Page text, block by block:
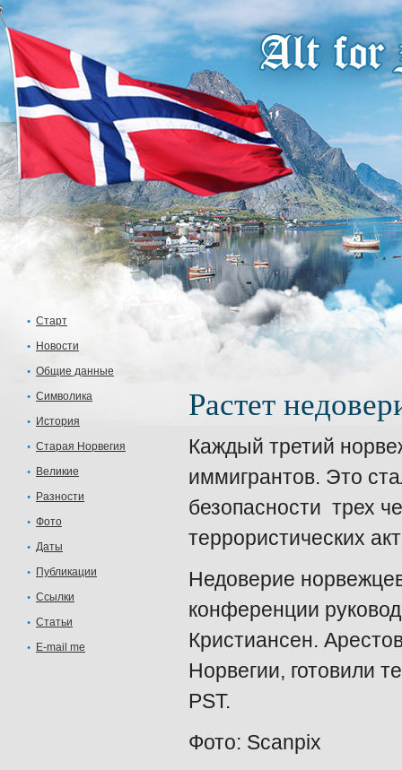
Старт
Новости
Общие данные
Символика
История
Старая Норвегия
Великие
Разности
Фото
Даты
Публикации
Ссылки
Статьи
E-mail me
Растет
Каждый третий
иммигрантов. Это
безопасности трех
террористических
Недоверие
конференции
Кристиансен.
Норвегии, готовили
PST.
Фото: Scanpix